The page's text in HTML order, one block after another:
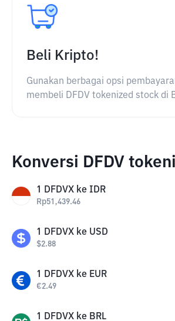
Beli Kripto!
Gunakan berbagai opsi
membeli DFDV tokenized stock di
Konversi DFDV
1 DFDVX ke IDR
Rp51,439.46
1 DFDVX ke USD
$2.88
1 DFDVX ke EUR
€2.49
1 DFDVX ke BRL